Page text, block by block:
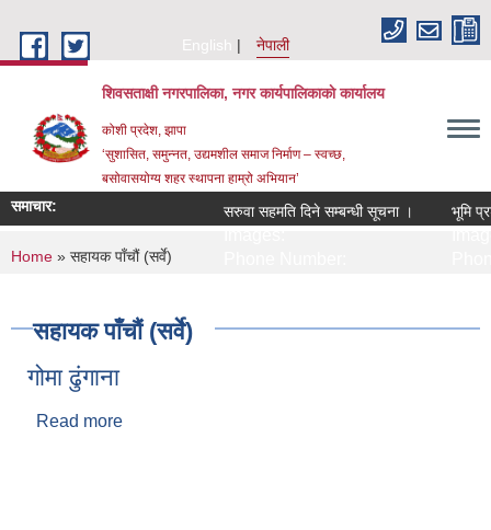
English
नेपाली
शिवसताक्षी नगरपालिका, नगर कार्यपालिकाकाे कार्यालय
कोशी प्रदेश, झापा
‘सुशासित, समुन्‍नत, उद्यमशील समाज निर्माण – स्वच्छ,
बसोवासयोग्य शहर स्थापना हाम्रो अभियान’
समाचार: सरुवा सहमति दिने सम्बन्धी सूचना । भूमि
You are here
Home » सहायक पाँचौं (सर्वे)
सहायक पाँचौं (सर्वे)
गोमा ढुंगाना
Read more